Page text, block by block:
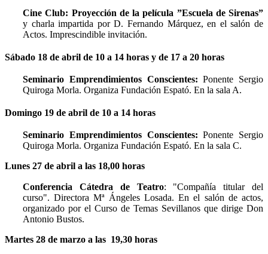
Cine Club: Proyección de la película ”Escuela de Sirenas”
y charla impartida por D. Fernando Márquez, en el salón de
Actos. Imprescindible invitación.
Sábado 18 de abril de 10 a 14 horas y de 17 a 20 horas
Seminario Emprendimientos Conscientes: Ponente Sergio
Quiroga Morla. Organiza Fundación Espató. En la sala A.
Domingo 19 de abril de 10 a 14 horas
Seminario Emprendimientos Conscientes: Ponente Sergio
Quiroga Morla. Organiza Fundación Espató. En la sala C.
Lunes 27 de abril a las 18,00 horas
Conferencia Cátedra de Teatro: "Compañía titular del
curso". Directora Mª Ángeles Losada. En el salón de actos,
organizado por el Curso de Temas Sevillanos que dirige Don
Antonio Bustos.
Martes 28 de marzo a las 19,30 horas